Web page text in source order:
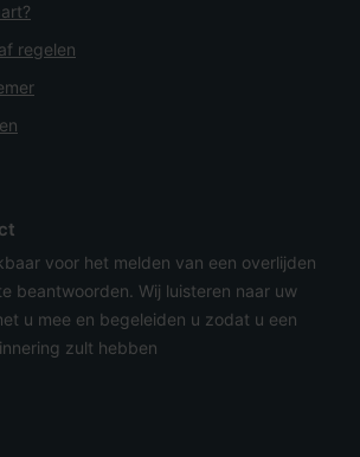
regelen
voor het melden van een overlijden
beantwoorden. Wij luisteren naar uw
u mee en begeleiden u zodat u een
zult hebben